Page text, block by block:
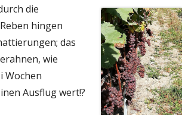
die
hingen
das
wie
Wochen
Ausflug wert!?